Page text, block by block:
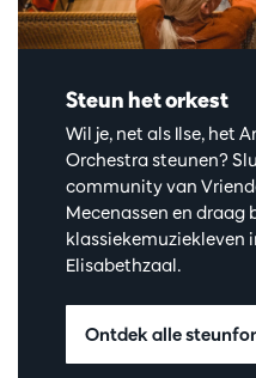
Steun het orkest
Wil je, net als Ilse, het
Orchestra steunen?
community van
Mecenassen en draag
klassiekemuziekleven
Elisabethzaal.
Ontdek alle